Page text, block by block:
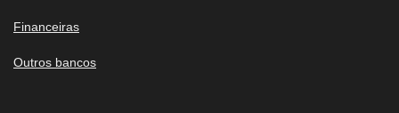
Financeiras
Outros bancos